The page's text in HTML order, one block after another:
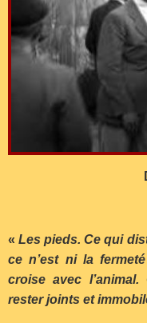
« Les pieds. Ce qui
ce n’est ni la
croise avec
rester joints et